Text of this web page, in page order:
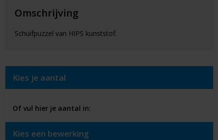
Omschrijving
Schuifpuzzel van HIPS kunststof.
Kies je aantal
Of vul hier je aantal in:
Kies een bewerking